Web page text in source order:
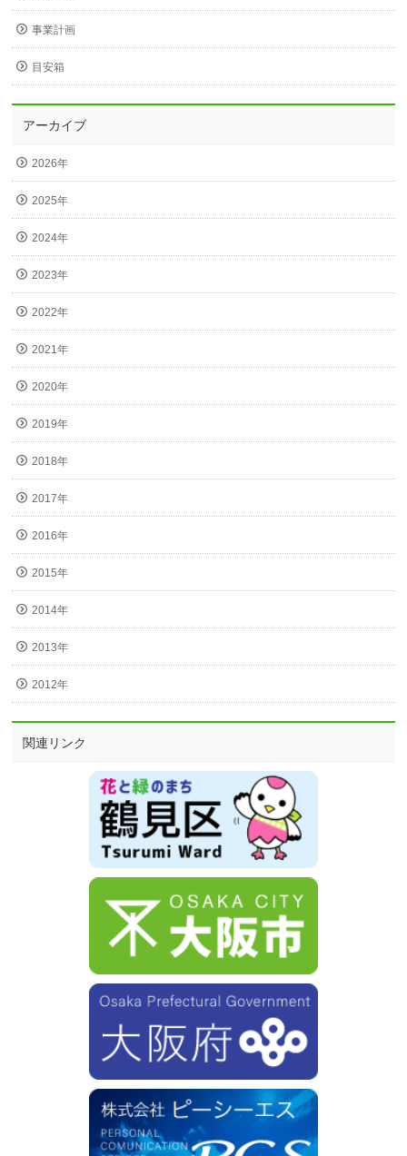
事業計画
目安箱
アーカイブ
2026年
2025年
2024年
2023年
2022年
2021年
2020年
2019年
2018年
2017年
2016年
2015年
2014年
2013年
2012年
関連リンク